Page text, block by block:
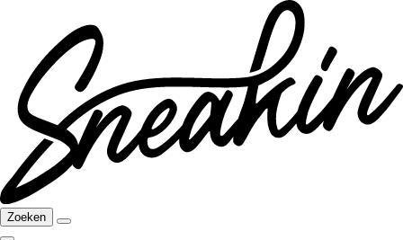
Zoeken